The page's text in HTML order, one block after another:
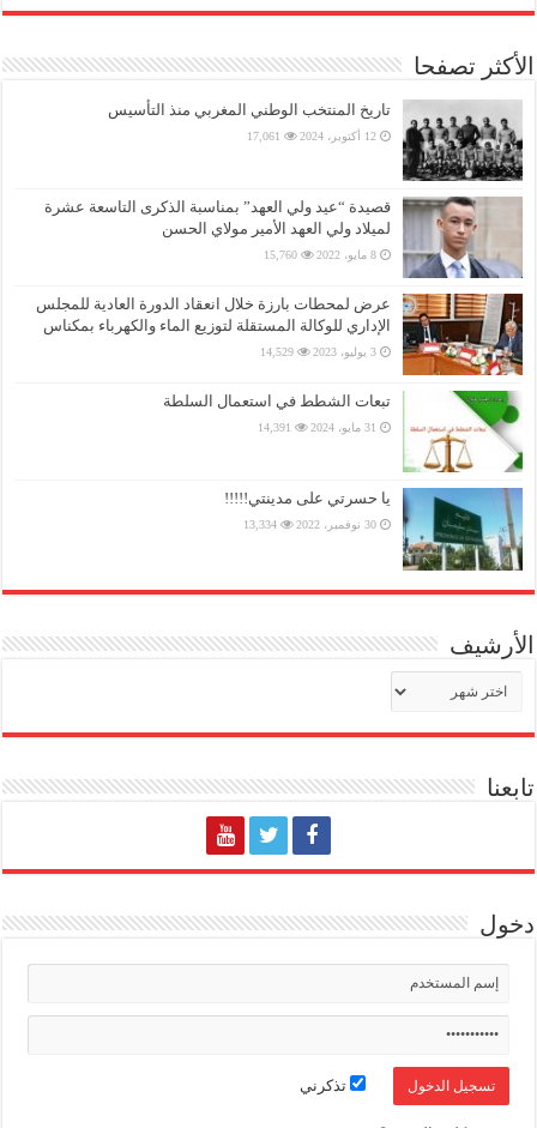
الأكثر تصفحا
تاريخ المنتخب الوطني المغربي منذ التأسيس
12 أكتوبر، 2024 17,061
قصيدة “عيد ولي العهد” بمناسبة الذكرى التاسعة عشرة
لميلاد ولي العهد الأمير مولاي الحسن
8 مايو، 2022 15,760
عرض لمحطات بارزة خلال انعقاد الدورة العادية للمجلس
الإداري للوكالة المستقلة لتوزيع الماء والكهرباء بمكناس
3 يوليو، 2023 14,529
تبعات الشطط في استعمال السلطة
31 مايو، 2024 14,391
يا حسرتي على مدينتي!!!!!
30 نوفمبر، 2022 13,334
الأرشيف
الأرشيف
تابعنا
دخول
تذكرني